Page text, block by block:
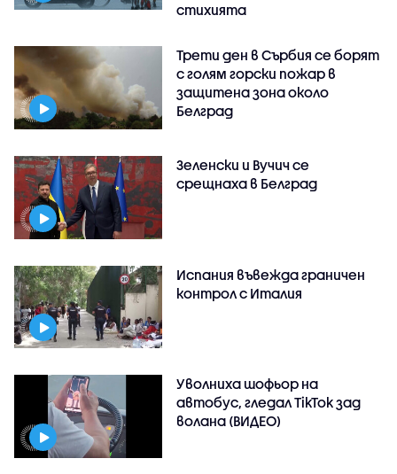
стихията
Трети ден в Сърбия се борят
с голям горски пожар в
защитена зона около
Белград
Зеленски и Вучич се
срещнаха в Белград
Испания въвежда граничен
контрол с Италия
Уволниха шофьор на
автобус, гледал TikTok зад
волана (ВИДЕО)